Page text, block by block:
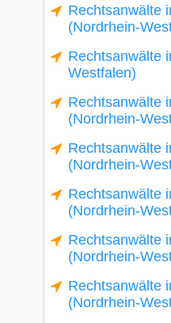
Rechtsanwälte
(Nordrhein-
Rechtsanwälte
Westfalen)
Rechtsanwälte
(Nordrhein-
Rechtsanwälte
(Nordrhein-
Rechtsanwälte
(Nordrhein-
Rechtsanwälte
(Nordrhein-
Rechtsanwälte
(Nordrhein-